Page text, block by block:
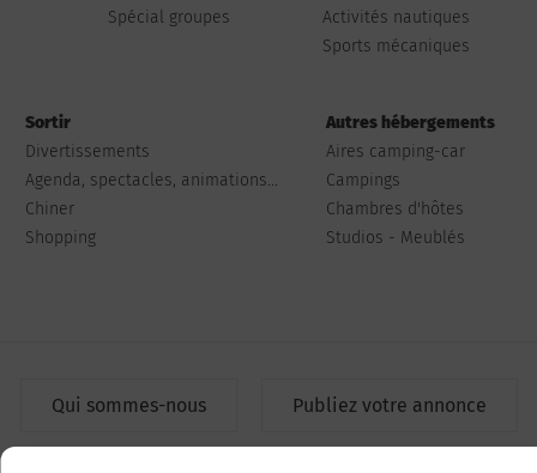
Spécial groupes
Activités nautiques
Sports mécaniques
Sortir
Divertissements
Agenda, spectacles, animations...
Chiner
Shopping
Autres hébergements
Aires camping-car
Campings
Chambres d'hôtes
Studios - Meublés
Qui sommes-nous Publiez votre annonce